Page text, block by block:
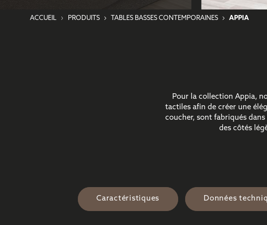
ACCUEIL PRODUITS TABLES BASSES CONTEMPORAINES APPIA
Pour la collection Appia,
tactiles afin de créer une
coucher, sont fabriqués
des côtés
Caractéristiques Données